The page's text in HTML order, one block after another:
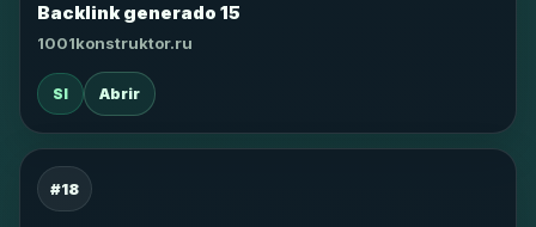
Backlink generado 15
1001konstruktor.ru
SI Abrir
#18